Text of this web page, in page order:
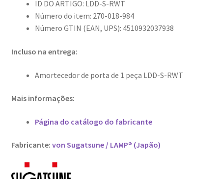
ID DO ARTIGO: LDD-S-RWT
Número do item: 270-018-984
Número GTIN (EAN, UPS): 4510932037938
Incluso na entrega:
Amortecedor de porta de 1 peça LDD-S-RWT
Mais informações:
Página do catálogo do fabricante
Fabricante: von Sugatsune / LAMP® (Japão)